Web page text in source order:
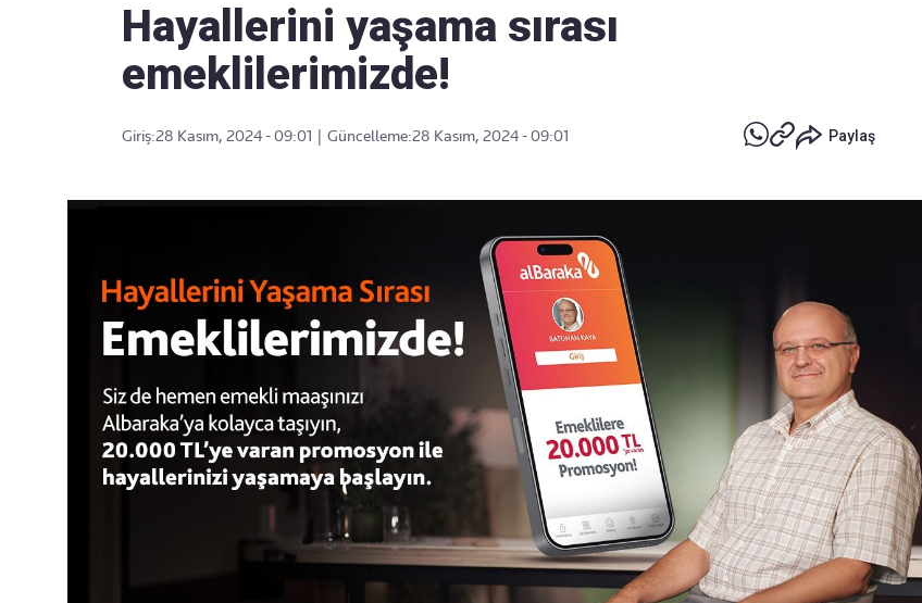
Hayallerini yaşama sırası
emeklilerimizde!
Giriş:28 Kasım, 2024 - 09:01 Güncelleme:28 Kasım, 2024 - 09:01 Paylaş